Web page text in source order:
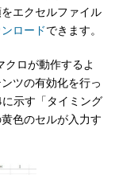
エクセルファイル
ロードできます。
ロが動作するよ
ツの有効化を行っ
示す「タイミング
色のセルが入力す